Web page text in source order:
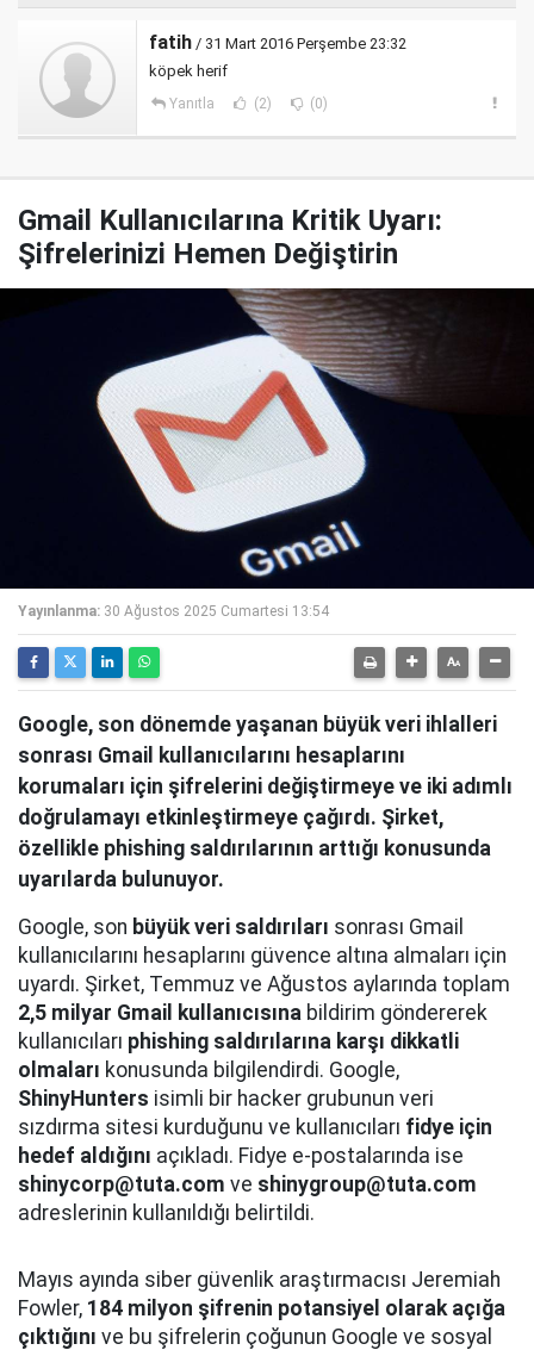
fatih / 31 Mart 2016 Perşembe 23:32
köpek herif
Yanıtla (2) (0)
Gmail Kullanıcılarına Kritik Uyarı:
Şifrelerinizi Hemen Değiştirin
Yayınlanma: 30 Ağustos 2025 Cumartesi 13:54
Google, son dönemde yaşanan büyük veri ihlalleri
sonrası Gmail kullanıcılarını hesaplarını
korumaları için şifrelerini değiştirmeye ve iki adımlı
doğrulamayı etkinleştirmeye çağırdı. Şirket,
özellikle phishing saldırılarının arttığı konusunda
uyarılarda bulunuyor.
Google, son büyük veri saldırıları sonrası Gmail
kullanıcılarını hesaplarını güvence altına almaları için
uyardı. Şirket, Temmuz ve Ağustos aylarında toplam
2,5 milyar Gmail kullanıcısına bildirim göndererek
kullanıcıları phishing saldırılarına karşı dikkatli
olmaları konusunda bilgilendirdi. Google,
ShinyHunters isimli bir hacker grubunun veri
sızdırma sitesi kurduğunu ve kullanıcıları fidye için
hedef aldığını açıkladı. Fidye e-postalarında ise
shinycorp@tuta.com ve shinygroup@tuta.com
adreslerinin kullanıldığı belirtildi.
Mayıs ayında siber güvenlik araştırmacısı Jeremiah
Fowler, 184 milyon şifrenin potansiyel olarak açığa
çıktığını ve bu şifrelerin çoğunun Google ve sosyal